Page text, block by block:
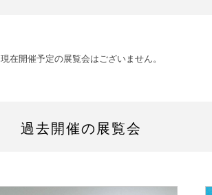
現在開催予定の展覧会はございません。
過去開催の展覧会